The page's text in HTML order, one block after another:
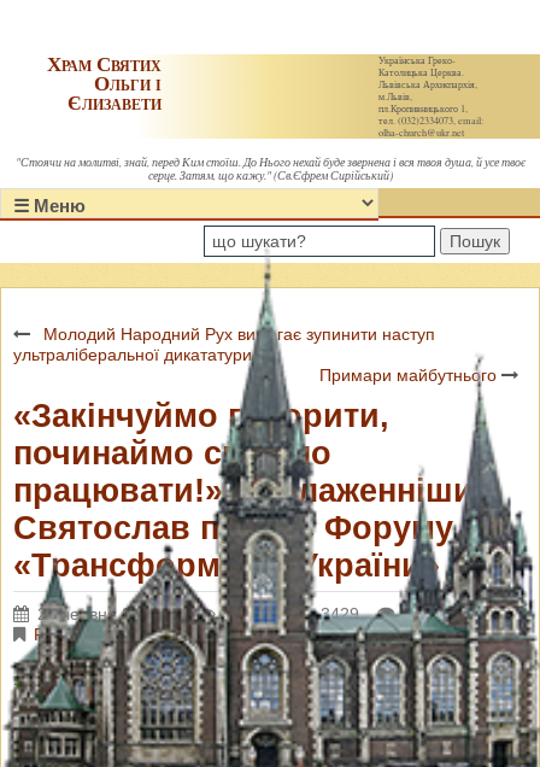
Українська Греко-
Католицька Церква.
Львівська Архиєпархія,
м.Львів,
пл.Кропивницького 1,
тел. (032)2334073, email:
olha-church@ukr.net
Храм Святих
Ольги і
Єлизавети
"Стоячи на молитві, знай, перед Ким стоїш. До Нього нехай буде звернена і вся твоя душа, й усе твоє
серце. Затям, що кажу." (Св.Єфрем Сирійський)
Пошук
Молодий Народний Рух вимагає зупинити наступ
ультраліберальної дикататури
Примари майбутнього
«Закінчуймо говорити,
починаймо спільно
працювати!» — Блаженніший
Святослав під час Форуму
«Трансформація України»
23 червня 2018 р. Переглядів: 3429
Коментарі: 0
Різне
Україна знову поступово входить у період виборчого процесу.
При цьому наша країна намагається активно працювати, щоб
побудувати сильну демократичну державу. У цьому процесі нам
потрібно дотримуватися важливих високих цінностей, стратегій
розвитку та засад, щоб йти правильним шляхом.